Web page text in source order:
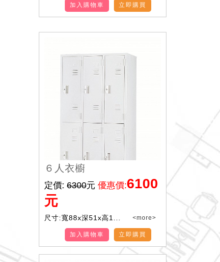
立即購買
加入購物車
６人衣櫥
定價: 6300元 優惠價:6100
元
尺寸:寬88x深51x高1... <more>
立即購買
加入購物車